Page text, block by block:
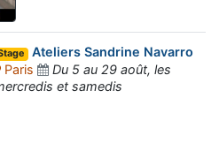
Ateliers Sandrine Navarro
Paris
Du 5 au 29 août, les
et samedis